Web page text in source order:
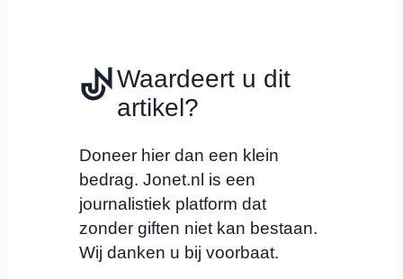
Waardeert u dit
artikel?
Doneer hier dan een klein
bedrag. Jonet.nl is een
journalistiek platform dat
zonder giften niet kan bestaan.
Wij danken u bij voorbaat.